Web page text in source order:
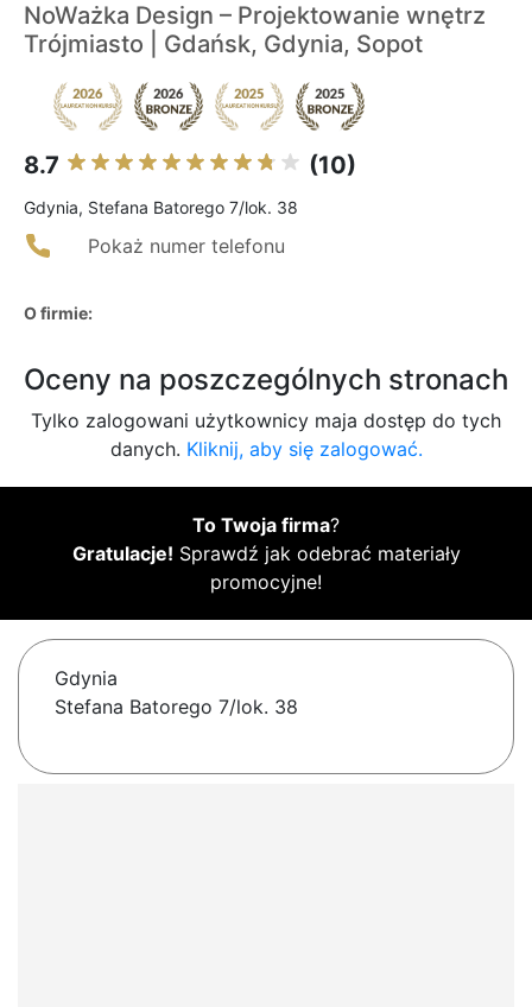
NoWażka Design – Projektowanie wnętrz
Trójmiasto | Gdańsk, Gdynia, Sopot
8.7 (10)
Gdynia, Stefana Batorego 7/lok. 38
Pokaż numer telefonu
O firmie:
Oceny na poszczególnych stronach
Tylko zalogowani użytkownicy maja dostęp do tych
danych. Kliknij, aby się zalogować.
To Twoja firma?
Gratulacje! Sprawdź jak odebrać materiały
promocyjne!
Gdynia
Stefana Batorego 7/lok. 38